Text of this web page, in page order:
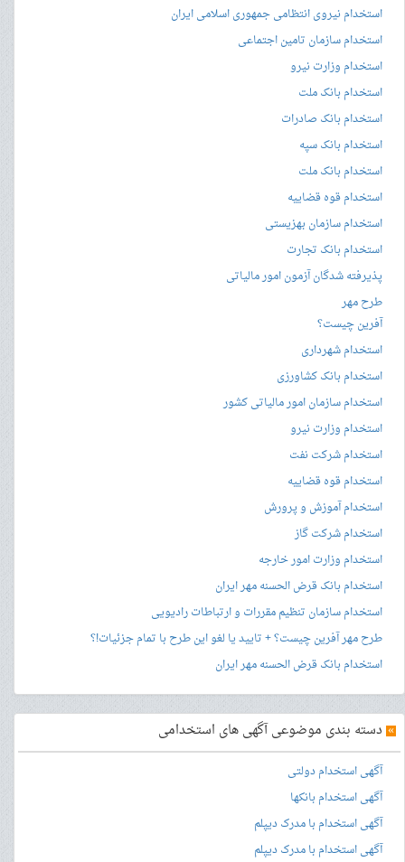
استخدام نیروی انتظامی جمهوری اسلامی ایران
استخدام سازمان تامین اجتماعی
استخدام وزارت نیرو
استخدام بانک ملت
استخدام بانک صادرات
استخدام بانک سپه
استخدام بانک ملت
استخدام قوه قضاییه
استخدام سازمان بهزیستی
استخدام بانک تجارت
پذیرفته شدگان آزمون امور مالیاتی
طرح مهر
آفرین چیست؟
استخدام شهرداری
استخدام بانک کشاورزی
استخدام سازمان امور مالیاتی کشور
استخدام وزارت نیرو
استخدام شرکت نفت
استخدام قوه قضاییه
استخدام آموزش و پرورش
استخدام شرکت گاز
استخدام وزارت امور خارجه
استخدام بانک قرض الحسنه مهر ایران
استخدام سازمان تنظیم مقررات و ارتباطات رادیویی
طرح مهر آفرین چیست؟ + تایید یا لغو این طرح با تمام جزئیات!؟
استخدام بانک قرض الحسنه مهر ایران
» دسته بندی موضوعی آگهی های استخدامی
آگهی استخدام دولتی
آگهی استخدام بانکها
آگهی استخدام با مدرک دیپلم
آگهی استخدام با مدرک دیپلم